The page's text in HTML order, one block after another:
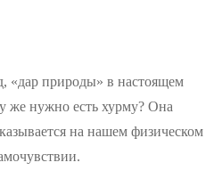
«дар природы» в настоящем
же нужно есть хурму? Она
на нашем физическом